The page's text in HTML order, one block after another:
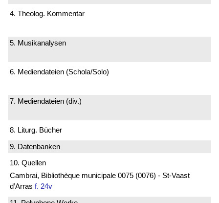
4. Theolog. Kommentar
5. Musikanalysen
6. Mediendateien (Schola/Solo)
7. Mediendateien (div.)
8. Liturg. Bücher
9. Datenbanken
10. Quellen
Cambrai, Bibliothèque municipale 0075 (0076) - St-Vaast
d’Arras f. 24v